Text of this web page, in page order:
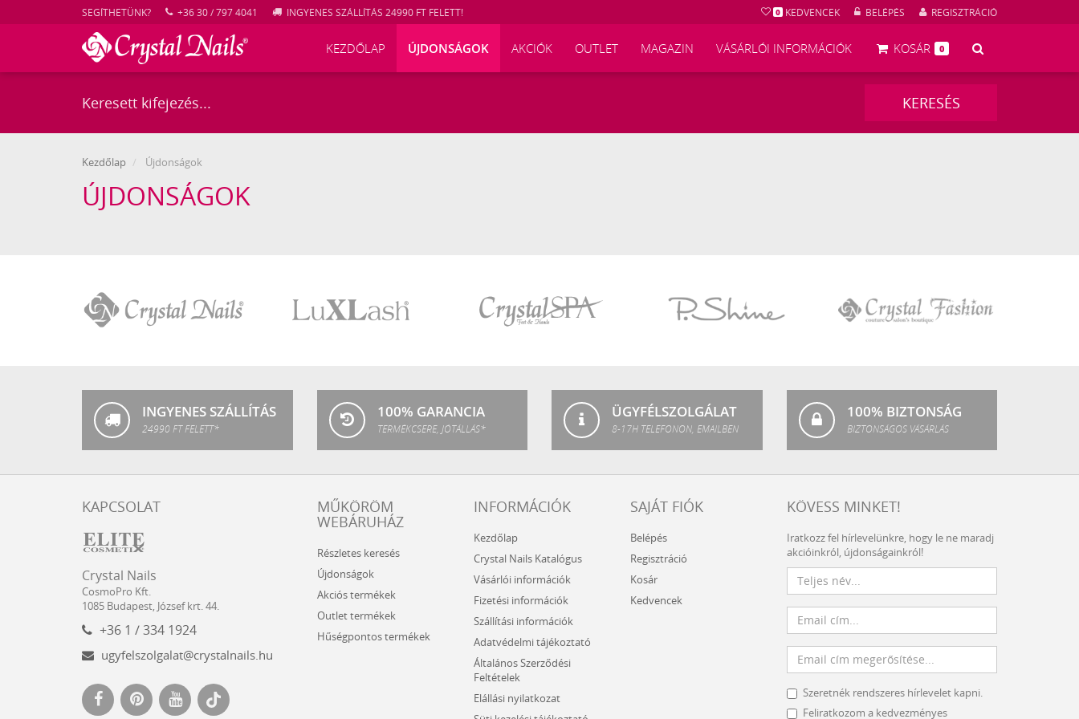
SEGÍTHETÜNK? +36 30 / 797 4041 INGYENES SZÁLLÍTÁS 24990 FT FELETT! 0 KEDVENCEK BELÉPÉS REGISZTRÁCIÓ
KEZDŐLAP ÚJDONSÁGOK AKCIÓK OUTLET MAGAZIN VÁSÁRLÓI INFORMÁCIÓK KOSÁR 0
KERESÉS
Kezdőlap Újdonságok
ÚJDONSÁGOK
INGYENES SZÁLLÍTÁS
24990 FT FELETT*
100% GARANCIA
TERMÉKCSERE, JÓTÁLLÁS*
ÜGYFÉLSZOLGÁLAT
8-17H TELEFONON, EMAILBEN
100% BIZTONSÁG
BIZTONSÁGOS VÁSÁRLÁS
KAPCSOLAT
Nails
Kft.
Crystal Nails
CosmoPro Kft.
1085 Budapest, József krt. 44.
+36 1 / 334 1924
ugyfelszolgalat@crystalnails.hu
MŰKÖRÖM
WEBÁRUHÁZ
Részletes keresés
Újdonságok
Akciós termékek
Outlet termékek
Hűségpontos termékek
INFORMÁCIÓK
Kezdőlap
Crystal Nails Katalógus
Vásárlói információk
Fizetési információk
Szállítási információk
Adatvédelmi tájékoztató
Általános Szerződési
Feltételek
Elállási nyilatkozat
SAJÁT FIÓK
Belépés
Regisztráció
Kosár
Kedvencek
KÖVESS MINKET!
Iratkozz fel hírlevelünkre, hogy le ne maradj
akcióinkról, újdonságainkról!
Szeretnék rendszeres hírlevelet kapni.
Feliratkozom a kedvezményes